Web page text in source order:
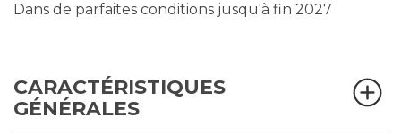
Dans de parfaites conditions jusqu'à fin 2027
CARACTÉRISTIQUES
GÉNÉRALES